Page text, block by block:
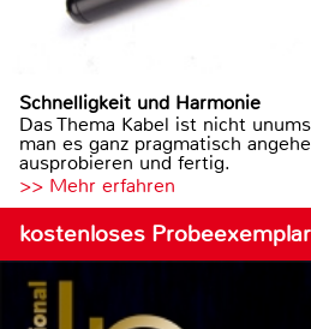
Schnelligkeit und Harmonie
Das Thema Kabel ist nicht
man es ganz pragmatisch
ausprobieren und fertig.
>> Mehr erfahren
kostenloses Probeexemplar